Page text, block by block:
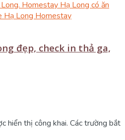
đẹp, check in thả ga,
hiển thị công khai. Các trường bắt